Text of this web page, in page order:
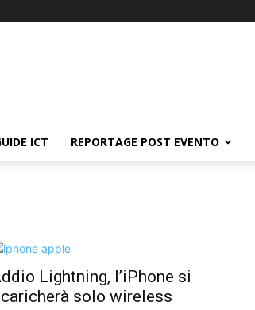
ICT REPORTAGE POST EVENTO
Lightning, l’iPhone si
solo wireless